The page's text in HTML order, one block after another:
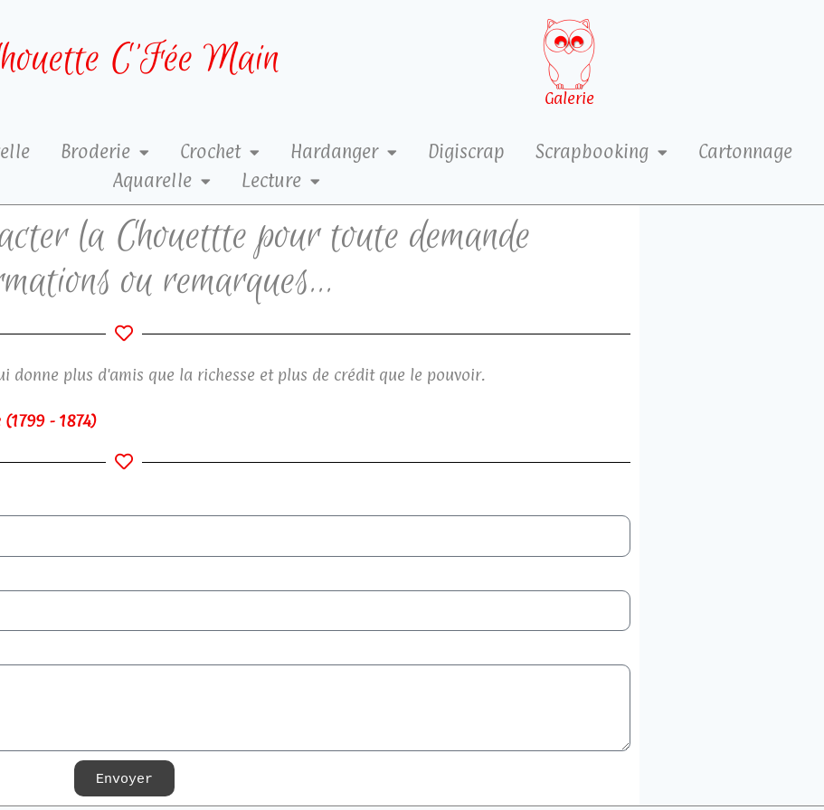
C’Fée Main
Galerie
Broderie Crochet Hardanger Digiscrap Scrapbooking
Cartonnage
Aquarelle
Lecture
la Chouettte pour toute demande
ou remarques...
donne plus d'amis que la richesse et plus de crédit que le pouvoir.
- 1874)
Envoyer